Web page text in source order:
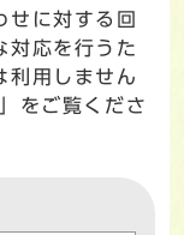
せに対する回
対応を行うた
利用しません
」をご覧くださ